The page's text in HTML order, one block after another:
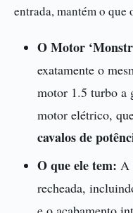
entrada, mantém o que
O Motor
exatamente o
motor 1.5 turbo a
motor elétrico,
cavalos de
O que ele tem: A
recheada,